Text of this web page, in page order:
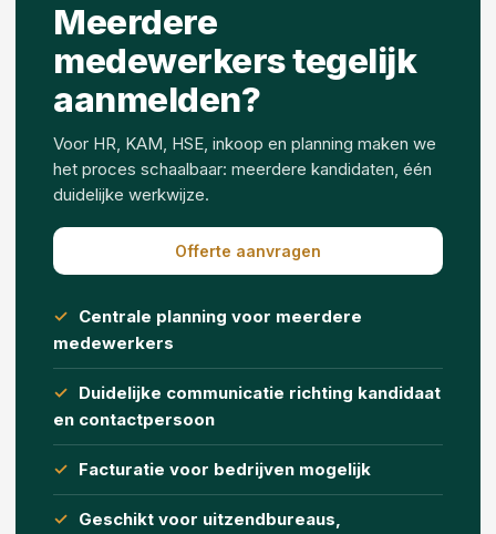
Meerdere
medewerkers tegelijk
aanmelden?
Voor HR, KAM, HSE, inkoop en planning maken we
het proces schaalbaar: meerdere kandidaten, één
duidelijke werkwijze.
Offerte aanvragen
Centrale planning voor meerdere
medewerkers
Duidelijke communicatie richting kandidaat
en contactpersoon
Facturatie voor bedrijven mogelijk
Geschikt voor uitzendbureaus,